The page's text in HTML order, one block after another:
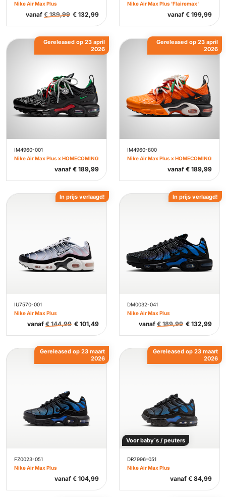
Nike Air Max Plus
vanaf €189,99 € 132,99
Nike Air Max Plus 'Flairemax'
vanaf € 199,99
IM4960-001
Nike Air Max Plus x HOMECOMING
vanaf € 189,99
Gereleased op 23 april
2026
IM4960-800
Nike Air Max Plus x HOMECOMING
vanaf € 189,99
Gereleased op 23 april
2026
IU7570-001
Nike Air Max Plus
vanaf €144,99 € 101,49
In prijs verlaagd!
DM0032-041
Nike Air Max Plus
vanaf €189,99 € 132,99
In prijs verlaagd!
FZ0023-051
Nike Air Max Plus
vanaf € 104,99
Gereleased op 23 maart
2026
Voor baby`s / peuters
DR7996-051
Nike Air Max Plus
vanaf € 84,99
Gereleased op 23 maart
2026